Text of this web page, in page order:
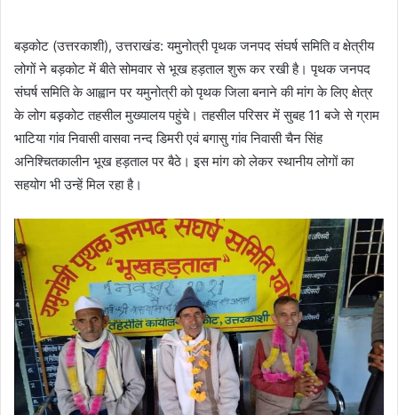
बड़कोट (उत्तरकाशी), उत्तराखंड: यमुनोत्री पृथक जनपद संघर्ष समिति व क्षेत्रीय
लोगों ने बड़कोट में बीते सोमवार से भूख हड़ताल शुरू कर रखी है। पृथक जनपद
संघर्ष समिति के आह्वान पर यमुनोत्री को पृथक जिला बनाने की मांग के लिए क्षेत्र
के लोग बड़़कोट तहसील मुख्यालय पहुंचे। तहसील परिसर में सुबह 11 बजे से ग्राम
भाटिया गांव निवासी वासवा नन्द डिमरी एवं बगासु गांव निवासी चैन सिंह
अनिश्चितकालीन भूख हड़ताल पर बैठे। इस मांग को लेकर स्थानीय लोगों का
सहयोग भी उन्हें मिल रहा है।